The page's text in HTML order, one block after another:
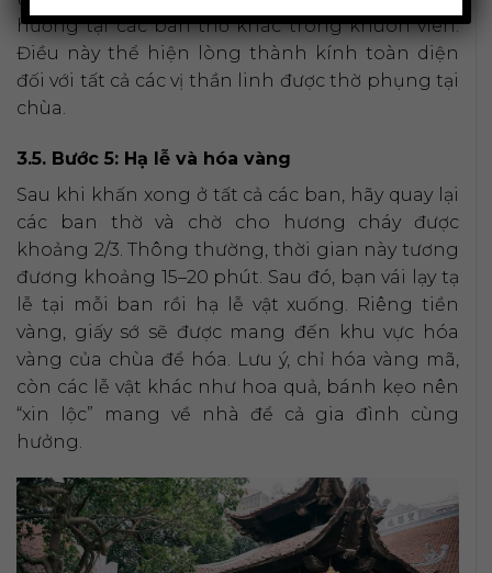
hương tại các ban thờ khác trong khuôn viên.
Điều này thể hiện lòng thành kính toàn diện
đối với tất cả các vị thần linh được thờ phụng tại
chùa.
3.5. Bước 5: Hạ lễ và hóa vàng
Sau khi khấn xong ở tất cả các ban, hãy quay lại
các ban thờ và chờ cho hương cháy được
khoảng 2/3. Thông thường, thời gian này tương
đương khoảng 15–20 phút. Sau đó, bạn vái lạy tạ
lễ tại mỗi ban rồi hạ lễ vật xuống. Riêng tiền
vàng, giấy sớ sẽ được mang đến khu vực hóa
vàng của chùa để hóa. Lưu ý, chỉ hóa vàng mã,
còn các lễ vật khác như hoa quả, bánh kẹo nên
“xin lộc” mang về nhà để cả gia đình cùng
hưởng.